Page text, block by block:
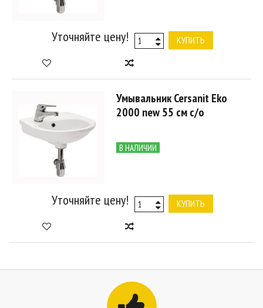
Уточняйте цену! КУПИТЬ
Умывальник Cersanit Eko
2000 new 55 см с/о
В НАЛИЧИИ
Уточняйте цену! КУПИТЬ